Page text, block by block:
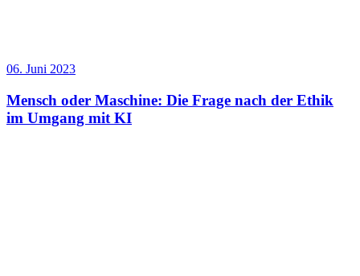
06. Juni 2023
Mensch oder Maschine: Die Frage nach der Ethik
im Umgang mit KI